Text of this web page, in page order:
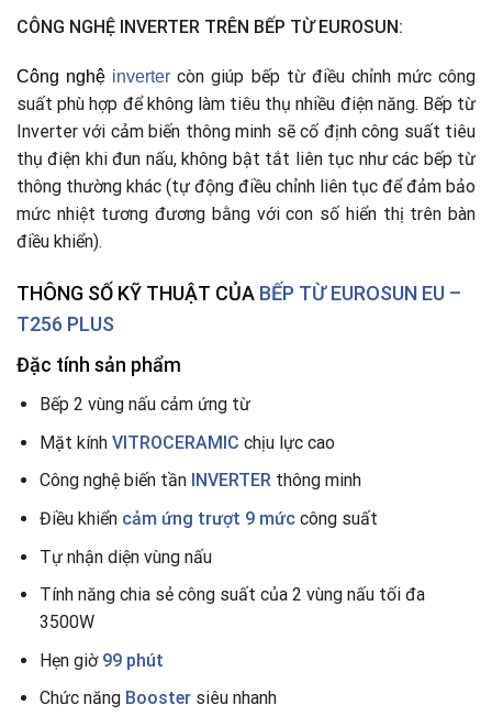
CÔNG NGHỆ INVERTER TRÊN BẾP TỪ EUROSUN:
Công nghệ inverter còn giúp bếp từ điều chỉnh mức công
suất phù hợp để không làm tiêu thụ nhiều điện năng. Bếp từ
Inverter với cảm biến thông minh sẽ cố định công suất tiêu
thụ điện khi đun nấu, không bật tắt liên tục như các bếp từ
thông thường khác (tự động điều chỉnh liên tục để đảm bảo
mức nhiệt tương đương bằng với con số hiển thị trên bàn
điều khiển).
THÔNG SỐ KỸ THUẬT CỦA BẾP TỪ EUROSUN EU –
T256 PLUS
Đặc tính sản phẩm
Bếp 2 vùng nấu cảm ứng từ
Mặt kính VITROCERAMIC chịu lực cao
Công nghệ biến tần INVERTERthông minh
Điều khiển cảm ứng trượt 9 mứccông suất
Tự nhận diện vùng nấu
Tính năng chia sẻ công suất của 2 vùng nấu tối đa
3500W
Hẹn giờ 99 phút
Chức năng Boostersiêu nhanh